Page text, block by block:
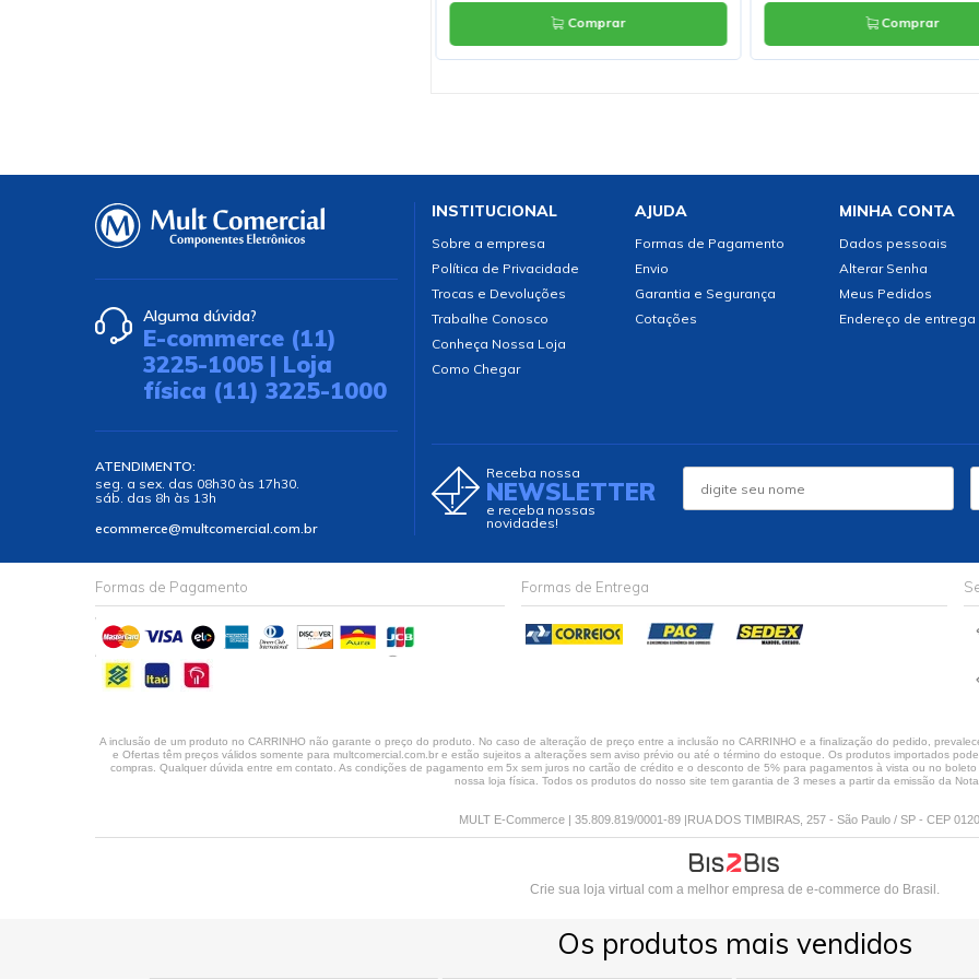
Comprar Comprar
Alguma dúvida?
E-commerce (11)
3225-1005 | Loja
física (11) 3225-1000
ATENDIMENTO:
seg. a sex. das 08h30 às 17h30.
sáb. das 8h às 13h
ecommerce@multcomercial.com.br
INSTITUCIONAL
Sobre a empresa
Política de Privacidade
Trocas e Devoluções
Trabalhe Conosco
Conheça Nossa Loja
Como Chegar
AJUDA
Formas de Pagamento
Envio
Garantia e Segurança
Cotações
MINHA CONTA
Dados pessoais
Alterar Senha
Meus Pedidos
Endereço de entrega
Receba nossa
NEWSLETTER
e receba nossas
novidades!
Formas de Pagamento Formas de Entrega
A inclusão de um produto no CARRINHO não garante o preço do produto. No caso de alteração de preço entre a inclusão no CARRINHO e a finalização do pedido,
e Ofertas têm preços válidos somente para multcomercial.com.br e estão sujeitos a alterações sem aviso prévio ou até o término do estoque. Os produtos importados
compras. Qualquer dúvida entre em contato. As condições de pagamento em 5x sem juros no cartão de crédito e o desconto de 5% para pagamentos à vista ou no
nossa loja física. Todos os produtos do nosso site tem garantia de 3 meses a partir da emissão da
MULT E-Commerce | 35.809.819/0001-89 |RUA DOS TIMBIRAS, 257 - São Paulo / SP - CEP
Crie sua loja virtual com a melhor empresa de e-commerce do Brasil.
Os produtos mais vendidos